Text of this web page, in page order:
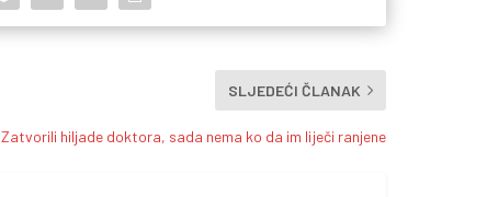
SLJEDEĆI ČLANAK
Zatvorili hiljade doktora, sada nema ko da im liječi ranjene